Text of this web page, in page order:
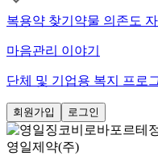
복용약 찾기 약물 의존도
마음관리 이야기
단체 및 기업용 복지 프로
회원가입 로그인
영일제약(주)